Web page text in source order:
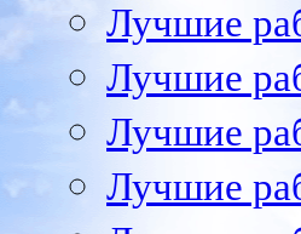
Лучшие
Лучшие
Лучшие
Лучшие